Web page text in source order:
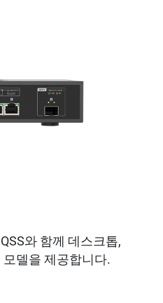
와 함께 데스크톱,
모델을 제공합니다.